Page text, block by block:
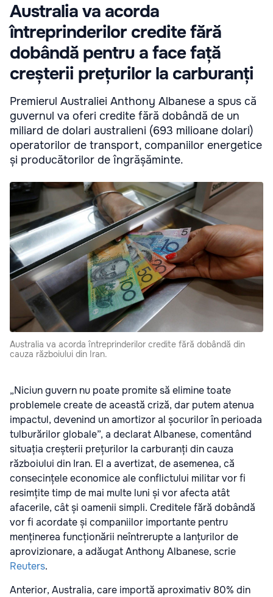
Australia va acorda
întreprinderilor credite fără
dobândă pentru a face față
creșterii prețurilor la carburanți
Premierul Australiei Anthony Albanese a spus că
guvernul va oferi credite fără dobândă de un
miliard de dolari australieni (693 milioane dolari)
operatorilor de transport, companiilor energetice
și producătorilor de îngrășăminte.
Australia va acorda întreprinderilor credite fără dobândă din
cauza războiului din Iran.
„Niciun guvern nu poate promite să elimine toate
problemele create de această criză, dar putem atenua
impactul, devenind un amortizor al șocurilor în perioada
tulburărilor globale”, a declarat Albanese, comentând
situația creșterii prețurilor la carburanți din cauza
războiului din Iran. El a avertizat, de asemenea, că
consecințele economice ale conflictului militar vor fi
resimțite timp de mai multe luni și vor afecta atât
afacerile, cât și oamenii simpli. Creditele fără dobândă
vor fi acordate și companiilor importante pentru
menținerea funcționării neîntrerupte a lanțurilor de
aprovizionare, a adăugat Anthony Albanese, scrie
Reuters.
Anterior, Australia, care importă aproximativ 80% din